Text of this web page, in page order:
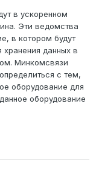
в ускоренном
Эти ведомства
в котором будут
данных в
Минкомсвязи
с тем,
оборудование для
оборудование